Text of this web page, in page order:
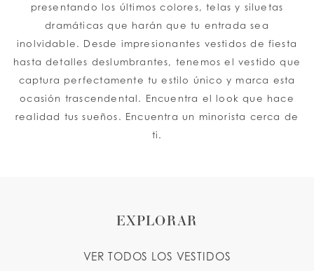
presentando los últimos colores, telas y siluetas
dramáticas que harán que tu entrada sea
inolvidable. Desde impresionantes vestidos de fiesta
hasta detalles deslumbrantes, tenemos el vestido que
captura perfectamente tu estilo único y marca esta
ocasión trascendental. Encuentra el look que hace
realidad tus sueños. Encuentra un minorista cerca de
ti.
EXPLORAR
VER TODOS LOS VESTIDOS